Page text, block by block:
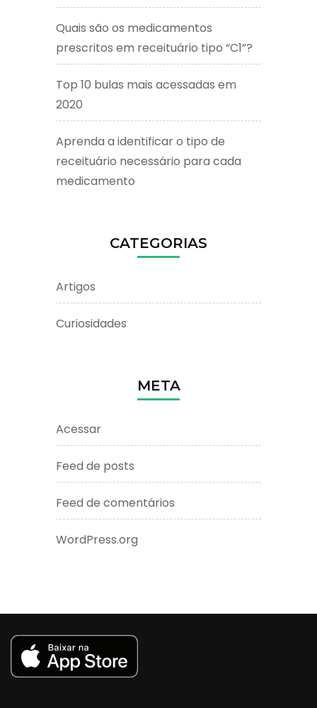
Quais são os medicamentos
prescritos em receituário tipo “C1”?
Top 10 bulas mais acessadas em
2020
Aprenda a identificar o tipo de
receituário necessário para cada
medicamento
CATEGORIAS
Artigos
Curiosidades
META
Acessar
Feed de posts
Feed de comentários
WordPress.org